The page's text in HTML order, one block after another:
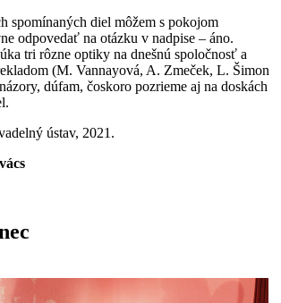
spomínaných diel môžem s pokojom
odpovedať na otázku v nadpise – áno.
tri rôzne optiky na dnešnú spoločnosť a
(M. Vannayová, A. Zmeček, L. Šimon
dúfam, čoskoro pozrieme aj na doskách
ústav, 2021.